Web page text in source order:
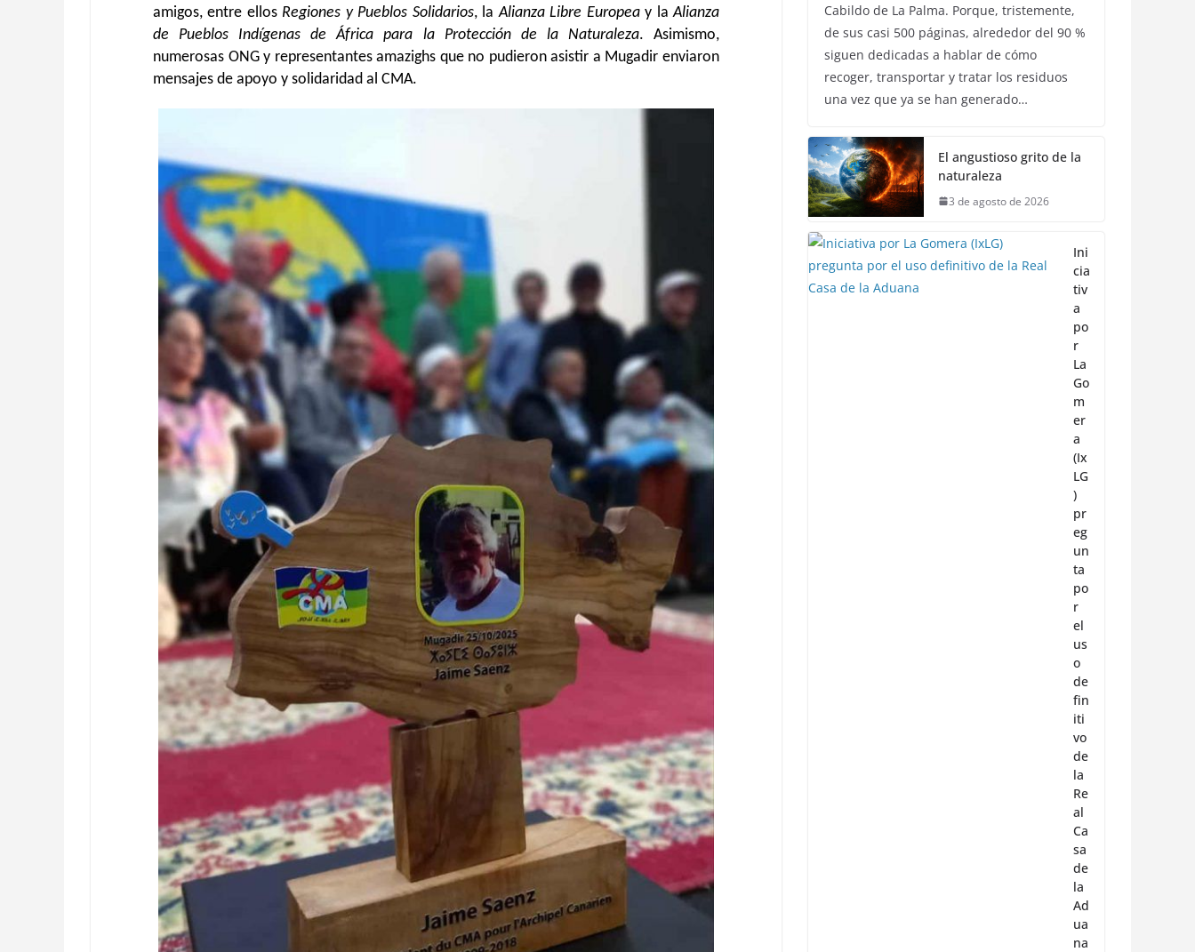
amigos, entre ellos Regiones y Pueblos Solidarios, laAlianza Libre Europeay laAlianza
de Pueblos Indígenas de África para la Protección de la Naturaleza. Asimismo,
numerosas ONG y representantes amazighs que no pudieron asistir a Mugadir enviaron
mensajes de apoyo y solidaridad al CMA.
Cabildo de La Palma. Porque, tristemente,
de sus casi 500 páginas, alrededor del 90 %
siguen dedicadas a hablar de cómo
recoger, transportar y tratar los residuos
una vez que ya se han generado…
El angustioso grito de la
naturaleza
3 de agosto de 2026
Ini
cia
tiv
a
po
r
La
Go
m
er
a
(Ix
LG
)
pr
eg
un
ta
po
r
el
us
o
de
fin
iti
vo
de
la
Re
al
Ca
sa
de
la
Ad
ua
na